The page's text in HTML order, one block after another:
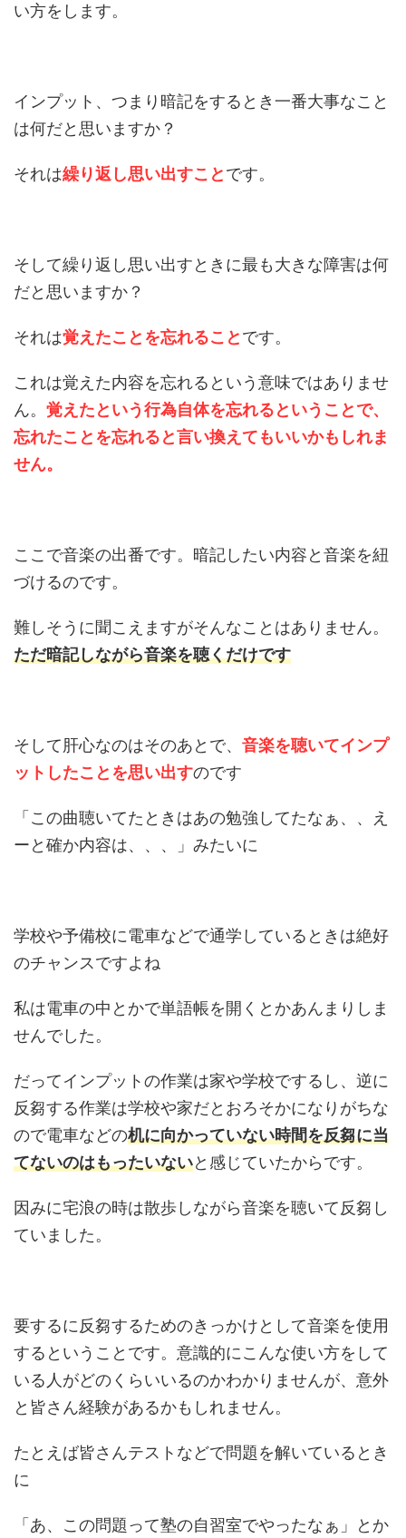
い方をします。
インプット、つまり暗記をするとき一番大事なこと
は何だと思いますか？
それは繰り返し思い出すことです。
そして繰り返し思い出すときに最も大きな障害は何
だと思いますか？
それは覚えたことを忘れることです。
これは覚えた内容を忘れるという意味ではありませ
ん。 覚えたという行為自体を忘れるということで、
忘れたことを忘れると言い換えてもいいかもしれま
せん。
ここで音楽の出番です。暗記したい内容と音楽を紐
づけるのです。
難しそうに聞こえますがそんなことはありません。
ただ暗記しながら音楽を聴くだけです
そして肝心なのはそのあとで、 音楽を聴いてインプ
ットしたことを思い出すのです
「この曲聴いてたときはあの勉強してたなぁ、、え
ーと確か内容は、、、」みたいに
学校や予備校に電車などで通学しているときは絶好
のチャンスですよね
私は電車の中とかで単語帳を開くとかあんまりしま
せんでした。
だってインプットの作業は家や学校でするし、逆に
反芻する作業は学校や家だとおろそかになりがちな
ので電車などの机に向かっていない時間を反芻に当
てないのはもったいないと感じていたからです。
因みに宅浪の時は散歩しながら音楽を聴いて反芻し
ていました。
要するに反芻するためのきっかけとして音楽を使用
するということです。意識的にこんな使い方をして
いる人がどのくらいいるのかわかりませんが、意外
と皆さん経験があるかもしれません。
たとえば皆さんテストなどで問題を解いているとき
に
「あ、この問題って塾の自習室でやったなぁ」とか